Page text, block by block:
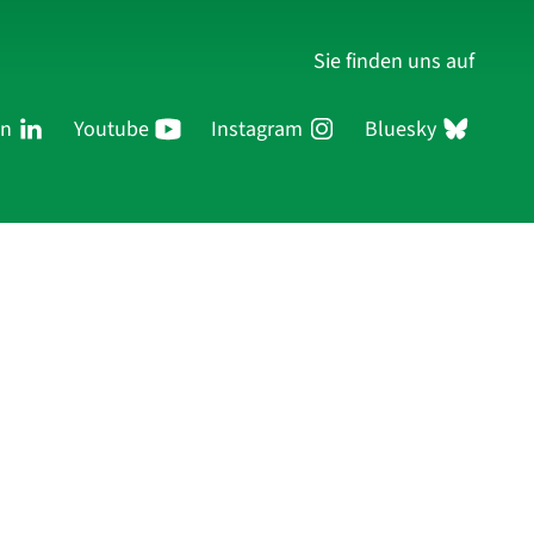
Sie finden uns auf
Youtube Instagram Bluesky